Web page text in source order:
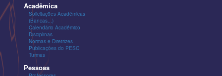
Acadêmica
Solicitações Acadêmicas
(Bancas...)
Calendário Acadêmico
Disciplinas
Normas e Diretrizes
Publicações do PESC
Turmas
Pessoas